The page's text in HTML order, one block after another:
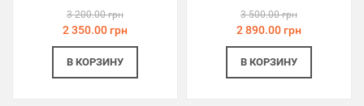
3 200.00 грн
2 350.00 грн
В КОРЗИНУ
3 500.00 грн
2 890.00 грн
В КОРЗИНУ